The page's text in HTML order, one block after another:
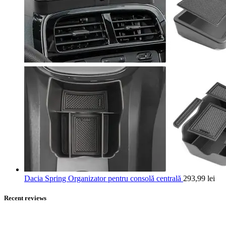
Dacia Spring Organizator pentru consolă centrală 293,99 lei
Recent reviews